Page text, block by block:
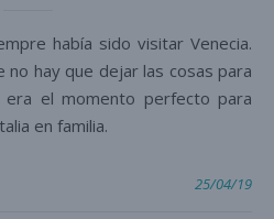
no hay que dejar las cosas para
era el momento perfecto para
en familia.
25/04/19